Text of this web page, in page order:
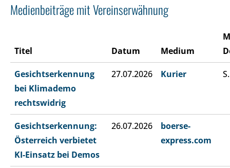
Medienbeiträge mit Vereinserwähnung
Titel Datum Medium
Gesichtserkennung
bei Klimademo
rechtswidrig
27.07.2026 Kurier
Gesichtserkennung:
Österreich verbietet
KI-Einsatz bei Demos
26.07.2026
boerse-
express.com